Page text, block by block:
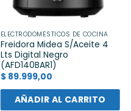
ELECTRODOMÉSTICOS DE COCINA
Freidora Midea S/Aceite 4
Lts Digital Negro
(AFD140BAR1)
$89.999,00
AÑADIR AL CARRITO